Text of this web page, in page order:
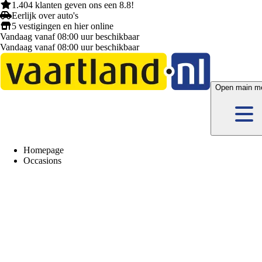
1.404 klanten geven ons een 8.8!
Eerlijk over auto's
5 vestigingen en hieronline
Vandaag vanaf 08:00 uur beschikbaar
Vandaag vanaf 08:00 uur beschikbaar
Open main
Homepage
Occasions